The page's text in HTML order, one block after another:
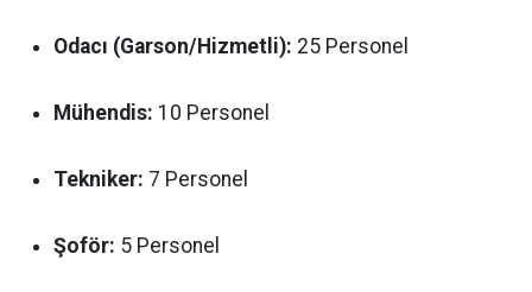
Odacı (Garson/Hizmetli): 25 Personel
Mühendis: 10 Personel
Tekniker: 7 Personel
Şoför: 5 Personel